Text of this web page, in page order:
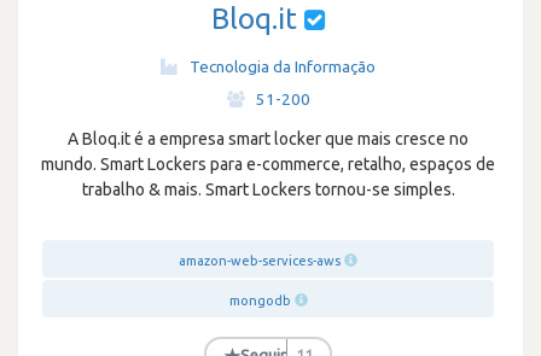
Bloq.it
Tecnologia da Informação
51-200
A Bloq.it é a empresa smart locker que mais cresce no
mundo. Smart Lockers para e-commerce, retalho, espaços de
trabalho & mais. Smart Lockers tornou-se simples.
amazon-web-services-aws
mongodb